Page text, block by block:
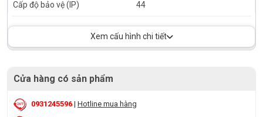
Cấp độ bảo vệ (IP) 44
Xem cấu hình chi tiết
Cửa hàng có sản phẩm
0931245596 | Hotline mua hàng